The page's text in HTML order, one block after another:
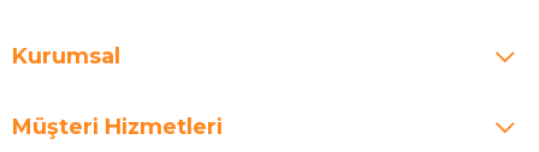
Kurumsal
Müşteri Hizmetleri